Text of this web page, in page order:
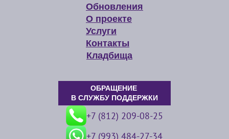
Обновления
О проекте
Услуги
Контакты
Кладбища
ОБРАЩЕНИЕ
В СЛУЖБУ ПОДДЕРЖКИ
+7 (812) 209-08-25
+7 (993) 484-27-34